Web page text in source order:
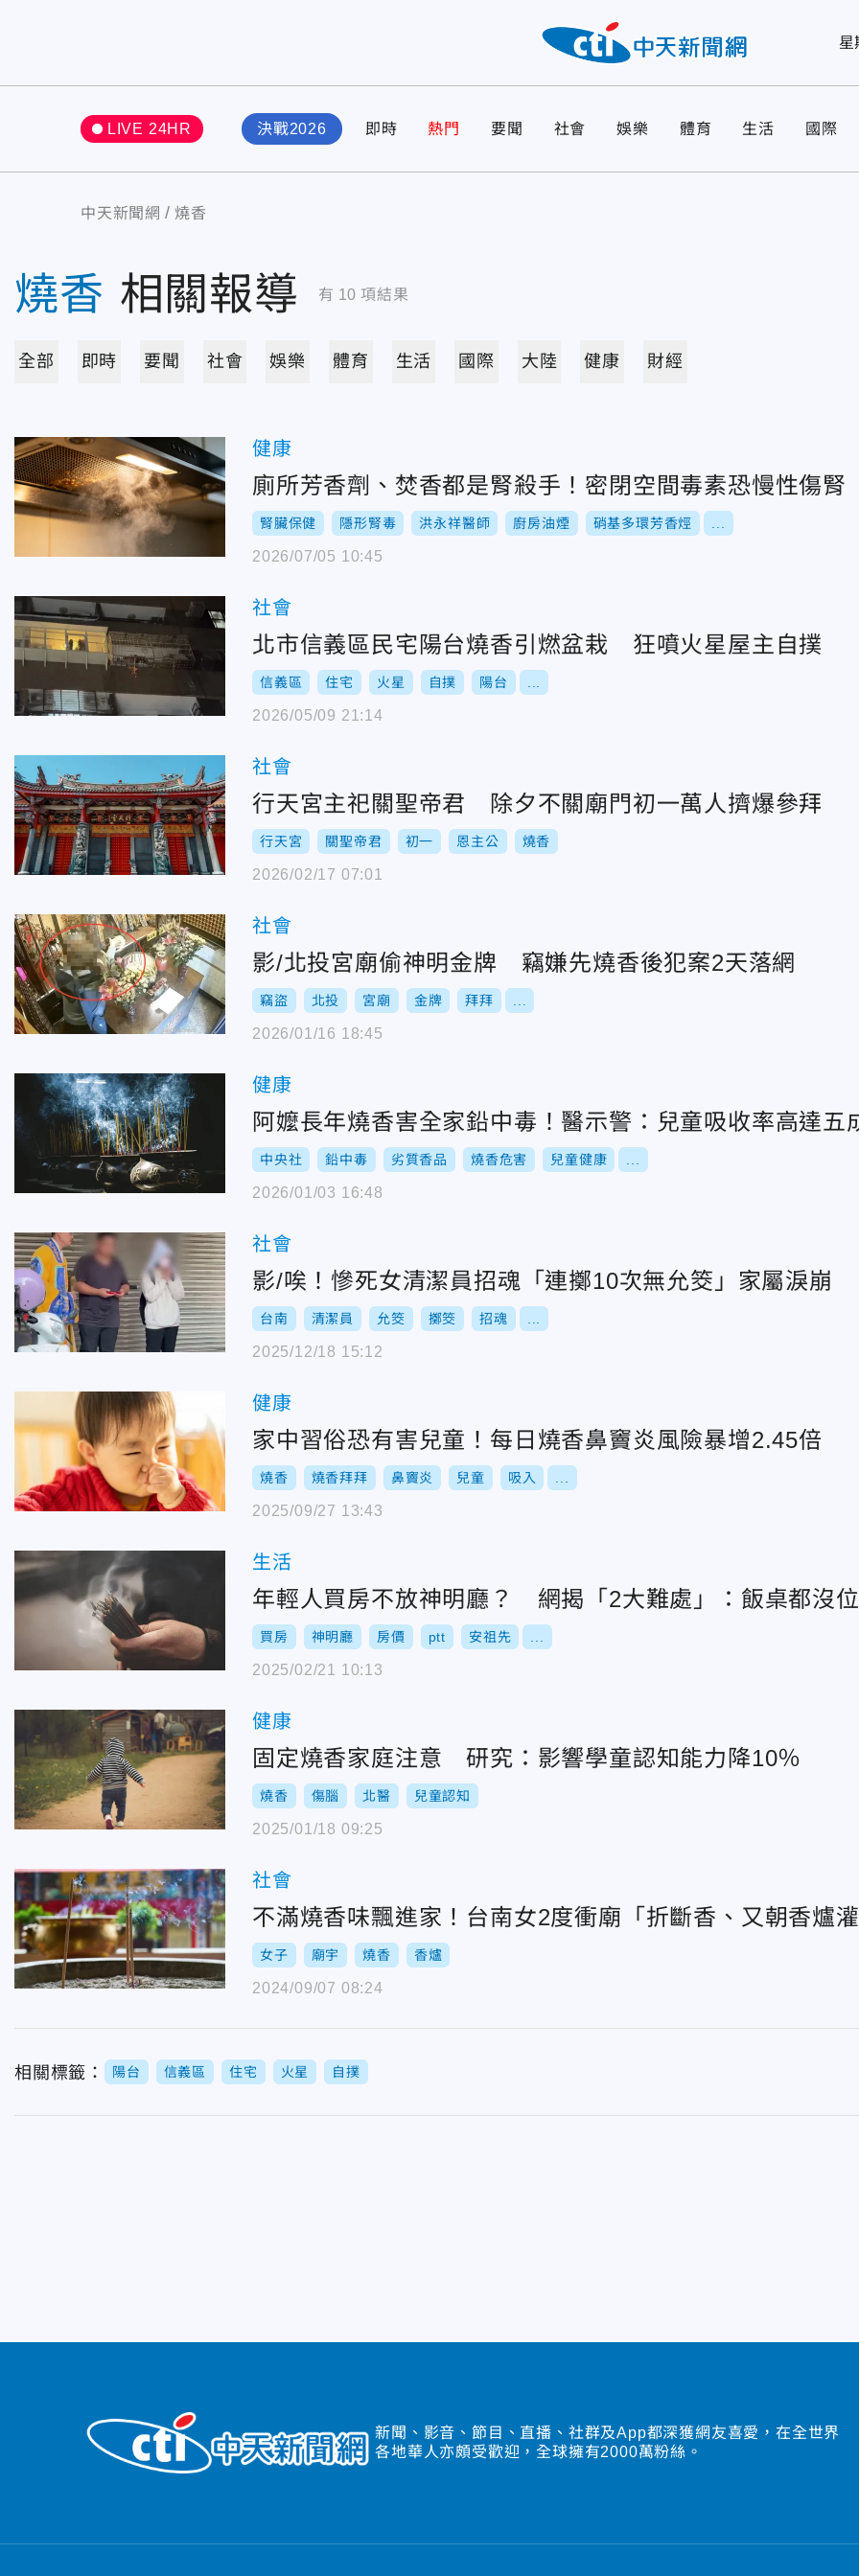
星
LIVE 24HR 決戰2026 即時 熱門 要聞 社會 娛樂 體育 生活 國際
中天新聞網 燒香
燒香 相關報導 有 10 項結果
全部 即時 要聞 社會 娛樂 體育 生活 國際 大陸 健康 財經
健康
廁所芳香劑、焚香都是腎殺手！密閉空間毒素恐慢性傷腎
腎臟保健 隱形腎毒 洪永祥醫師 廚房油煙 硝基多環芳香烴
2026/07/05 10:45
社會
北市信義區民宅陽台燒香引燃盆栽 狂噴火星屋主自撲
信義區 住宅 火星 自撲 陽台
2026/05/09 21:14
社會
行天宮主祀關聖帝君 除夕不關廟門初一萬人擠爆參拜
行天宮 關聖帝君 初一 恩主公 燒香
2026/02/17 07:01
社會
影/北投宮廟偷神明金牌 竊嫌先燒香後犯案2天落網
竊盜 北投 宮廟 金牌 拜拜
2026/01/16 18:45
健康
阿嬤長年燒香害全家鉛中毒！醫示警：兒童吸收率高達五
中央社 鉛中毒 劣質香品 燒香危害 兒童健康
2026/01/03 16:48
社會
影/唉！慘死女清潔員招魂「連擲10次無允筊」家屬淚崩
台南 清潔員 允筊 擲筊 招魂
2025/12/18 15:12
健康
家中習俗恐有害兒童！每日燒香鼻竇炎風險暴增2.45倍
燒香 燒香拜拜 鼻竇炎 兒童 吸入
2025/09/27 13:43
生活
年輕人買房不放神明廳？ 網揭「2大難處」：飯桌都沒
買房 神明廳 房價 ptt 安祖先
2025/02/21 10:13
健康
固定燒香家庭注意 研究：影響學童認知能力降10％
燒香 傷腦 北醫 兒童認知
2025/01/18 09:25
社會
不滿燒香味飄進家！台南女2度衝廟「折斷香、又朝香爐
女子 廟宇 燒香 香爐
2024/09/07 08:24
相關標籤： 陽台 信義區 住宅 火星 自撲
新聞、影音、節目、直播、社群及App都深獲網友喜愛，在全世界
各地華人亦頗受歡迎，全球擁有2000萬粉絲。